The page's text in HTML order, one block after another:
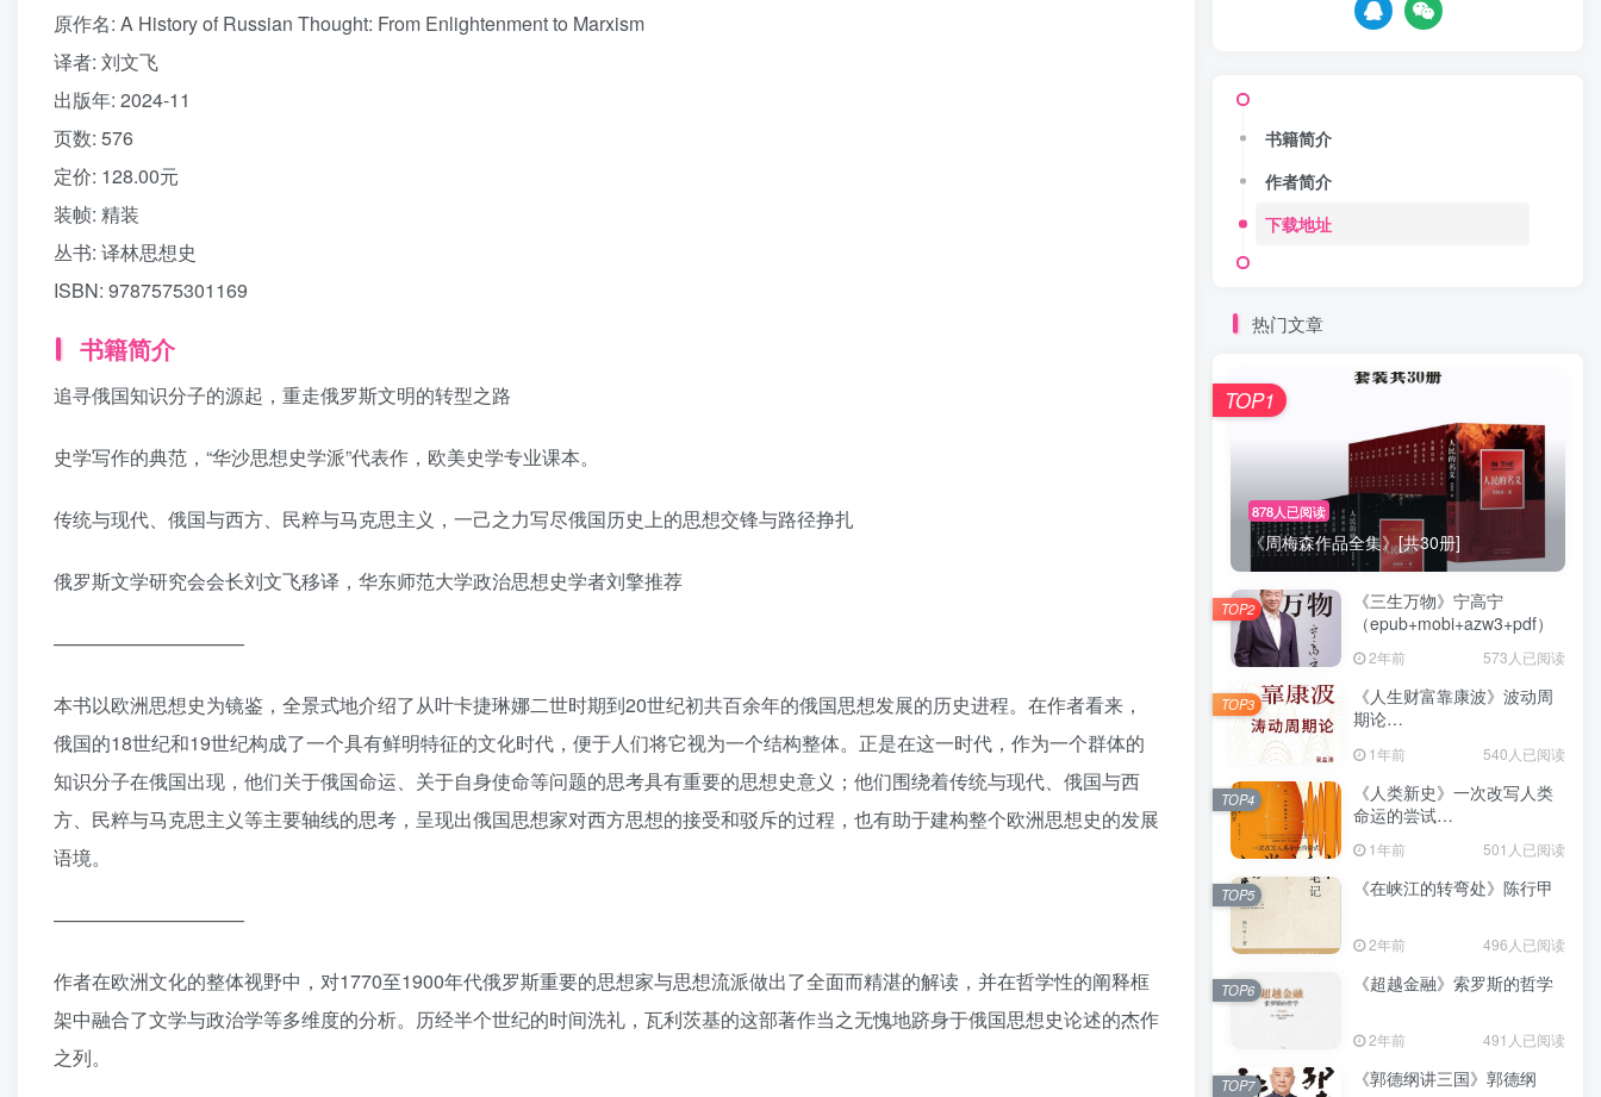
原作名: A History of Russian Thought: From Enlightenment to Marxism
译者: 刘文飞
出版年: 2024-11
页数: 576
定价: 128.00元
装帧: 精装
丛书: 译林思想史
ISBN: 9787575301169
书籍简介
追寻俄国知识分子的源起，重走俄罗斯文明的转型之路
史学写作的典范，“华沙思想史学派”代表作，欧美史学专业课本。
传统与现代、俄国与西方、民粹与马克思主义，一己之力写尽俄国历史上的思想交锋与路径挣扎
俄罗斯文学研究会会长刘文飞移译，华东师范大学政治思想史学者刘擎推荐
——————————
本书以欧洲思想史为镜鉴，全景式地介绍了从叶卡捷琳娜二世时期到20世纪初共百余年的俄国思想发展的历史进程。在作者看来，
俄国的18世纪和19世纪构成了一个具有鲜明特征的文化时代，便于人们将它视为一个结构整体。正是在这一时代，作为一个群体的
知识分子在俄国出现，他们关于俄国命运、关于自身使命等问题的思考具有重要的思想史意义；他们围绕着传统与现代、俄国与西
方、民粹与马克思主义等主要轴线的思考，呈现出俄国思想家对西方思想的接受和驳斥的过程，也有助于建构整个欧洲思想史的发展
语境。
——————————
作者在欧洲文化的整体视野中，对1770至1900年代俄罗斯重要的思想家与思想流派做出了全面而精湛的解读，并在哲学性的阐释框
架中融合了文学与政治学等多维度的分析。历经半个世纪的时间洗礼，瓦利茨基的这部著作当之无愧地跻身于俄国思想史论述的杰作
之列。
书籍简介
作者简介
下载地址
热门文章
878人已阅读
《周梅森作品全集》[共30册]
TOP1
《三生万物》宁高宁
（epub+mobi+azw3+pdf）
2年前 573人已阅读
TOP2
《人生财富靠康波》波动周
期论
1年前 540人已阅读
TOP3
《人类新史》一次改写人类
命运的尝试
1年前 501人已阅读
TOP4
《在峡江的转弯处》陈行甲
2年前 496人已阅读
TOP5
《超越金融》索罗斯的哲学
2年前 491人已阅读
TOP6
《郭德纲讲三国》郭德纲
TOP7